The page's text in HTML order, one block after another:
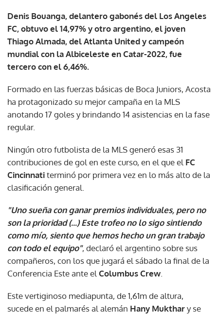
Denis Bouanga, delantero gabonés del Los Angeles
FC, obtuvo el 14,97% y otro argentino, el joven
Thiago Almada, del Atlanta United y campeón
mundial con la Albiceleste en Catar-2022, fue
tercero con el 6,46%.
Formado en las fuerzas básicas de Boca Juniors, Acosta
ha protagonizado su mejor campaña en la MLS
anotando 17 goles y brindando 14 asistencias en la fase
regular.
Ningún otro futbolista de la MLS generó esas 31
contribuciones de gol en este curso, en el que el FC
Cincinnatiterminó por primera vez en lo más alto de la
clasificación general.
"Uno sueña con ganar premios individuales, pero no
son la prioridad (...) Este trofeo no lo sigo sintiendo
como mío, siento que hemos hecho un gran trabajo
con todo el equipo", declaró el argentino sobre sus
compañeros, con los que jugará el sábado la final de la
Conferencia Este ante el Columbus Crew
Este vertiginoso mediapunta, de 1,61m de altura,
sucede en el palmarés al alemán Hany Mukthary se